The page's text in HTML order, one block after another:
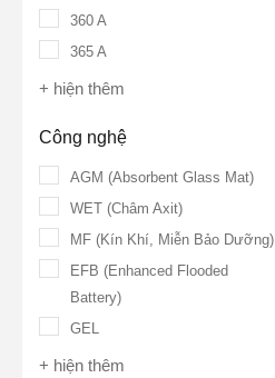
360 A
365 A
+ hiện thêm
Công nghệ
AGM (Absorbent Glass Mat)
WET (Châm Axit)
MF (Kín Khí, Miễn Bảo Dưỡng)
EFB (Enhanced Flooded
Battery)
GEL
+ hiện thêm